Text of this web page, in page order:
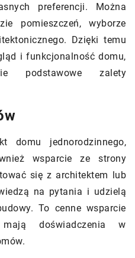
preferencji. Można
pomieszczeń, wyborze
Dzięki temu
i funkcjonalność domu,
podstawowe zalety
domu jednorodzinnego,
wsparcie ze strony
się z architektem lub
na pytania i udzielą
To cenne wsparcie
doświadczenia w